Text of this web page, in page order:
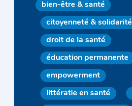
bien-être & santé
citoyenneté & solidarité
droit de la santé
éducation permanente
empowerment
littératie en santé